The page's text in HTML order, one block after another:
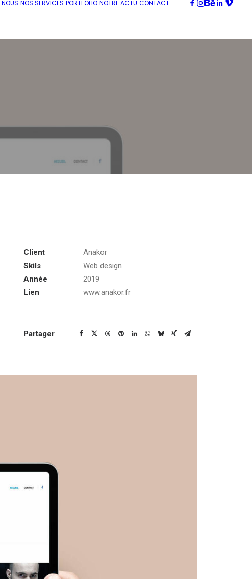
NOUS NOS SERVICES PORTFOLIO NOTRE ACTU CONTACT
Client
Anakor
Skils
Web design
Année
2019
Lien
www.anakor.fr
Partager